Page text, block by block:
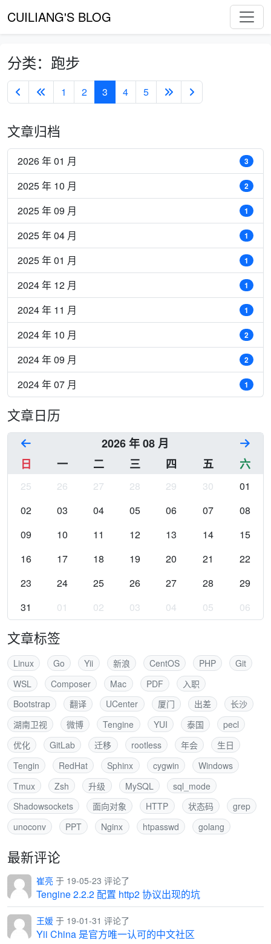
CUILIANG'S BLOG
分类：跑步
1 2 3 4 5
文章归档
2026 年 01 月 3
2025 年 10 月 2
2025 年 09 月 1
2025 年 04 月 1
2025 年 01 月 1
2024 年 12 月 1
2024 年 11 月 1
2024 年 10 月 2
2024 年 09 月 2
2024 年 07 月 1
文章日历
2026 年 08 月
日
一 二 三 四 五 六
25 26 27 28 29 30
01
02
03 04 05 06 07
08
09
10 11 12 13 14
15
16
17 18 19 20 21
22
23
24 25 26 27 28
29
31
01 02 03 04 05 06
文章标签
Linux Go Yii 新浪 CentOS PHP
Git
WSL
Composer Mac PDF
入职
Bootstrap
翻译 UCenter 厦门 出差
长沙
湖南卫视
微博 Tengine YUI 泰国
pecl
优化
GitLab 迁移 rootless 年会
生日
Tengin
RedHat Sphinx cygwin
Windows
Tmux
Zsh 升级 MySQL
sql_mode
Shadowsockets
面向对象 HTTP 状态码
grep
unoconv
PPT Nginx htpasswd golang
最新评论
崔亮 于 19-05-23 评论了
Tengine 2.2.2 配置 http2 协议出现的坑
王媛 于 19-01-31 评论了
Yii China 是官方唯一认可的中文社区